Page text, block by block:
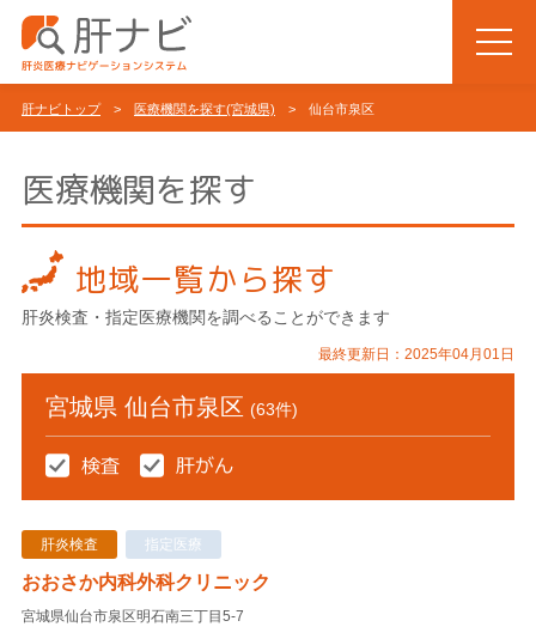
肝ナビトップ> 医療機関を探す(宮城県) > 仙台市泉区
医療機関を探す
地域一覧から探す
肝炎検査・指定医療機関を調べることができます
最終更新日：2025年04月01日
宮城県 仙台市泉区 (63件)
肝炎検査 指定医療
おおさか内科外科クリニック
宮城県仙台市泉区明石南三丁目5-7